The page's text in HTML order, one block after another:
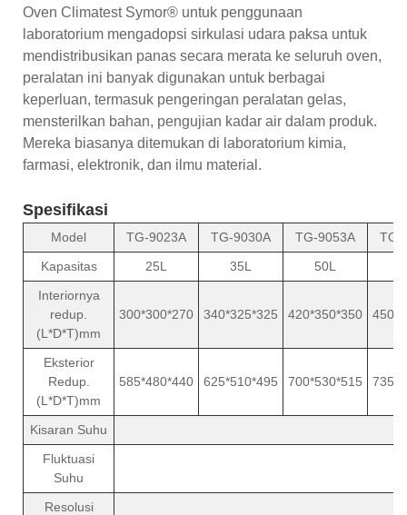
Oven Climatest Symor® untuk penggunaan
laboratorium mengadopsi sirkulasi udara paksa untuk
mendistribusikan panas secara merata ke seluruh oven,
peralatan ini banyak digunakan untuk berbagai
keperluan, termasuk pengeringan peralatan gelas,
mensterilkan bahan, pengujian kadar air dalam produk.
Mereka biasanya ditemukan di laboratorium kimia,
farmasi, elektronik, dan ilmu material.
Spesifikasi
Model TG-9023A TG-9030A TG-9053A
TG-
Kapasitas
25L 35L 50L
Interiornya
redup.
(L*D*T)mm
300*300*270 340*325*325 420*350*350
Eksterior
Redup.
(L*D*T)mm
585*480*440 625*510*495 700*530*515
Kisaran Suhu
Fluktuasi
Suhu
Resolusi